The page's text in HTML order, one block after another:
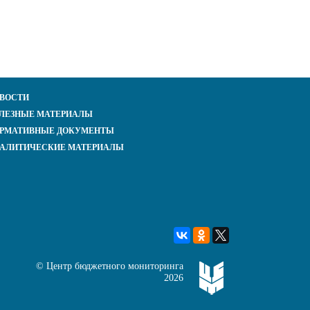
МАТЕРИАЛЫ
ДОКУМЕНТЫ
МАТЕРИАЛЫ
© Центр бюджетного мониторинга
2026